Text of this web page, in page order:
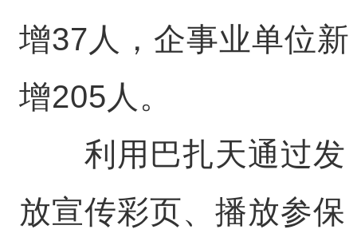
增37人，企事业单位新
增205人。
利用巴扎天通过发
放宣传彩页、播放参保